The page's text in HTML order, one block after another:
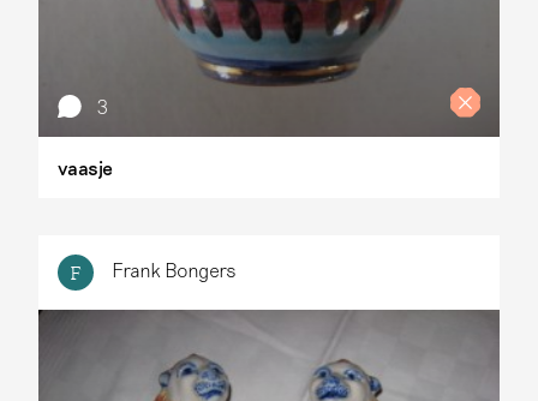
3
vaasje
F Frank Bongers